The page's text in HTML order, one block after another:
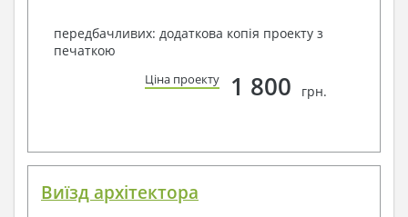
передбачливих: додаткова копія проекту з
печаткою
Ціна проекту 1 800 грн.
Виїзд архітектора